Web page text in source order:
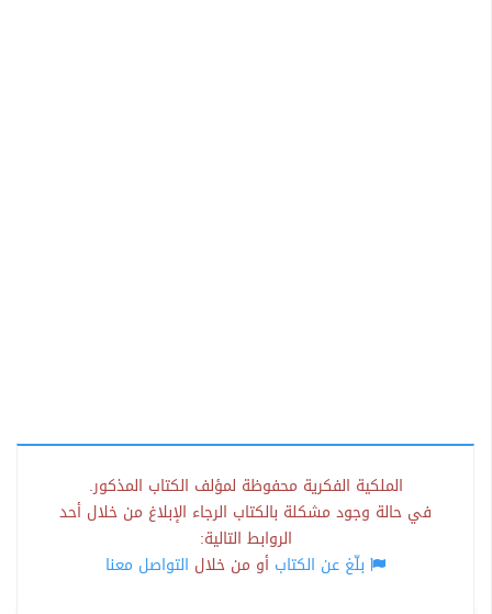
الملكية الفكرية محفوظة لمؤلف الكتاب المذكور.
في حالة وجود مشكلة بالكتاب الرجاء الإبلاغ من خلال أحد
الروابط التالية:
بلّغ عن الكتاب أو من خلال التواصل معنا